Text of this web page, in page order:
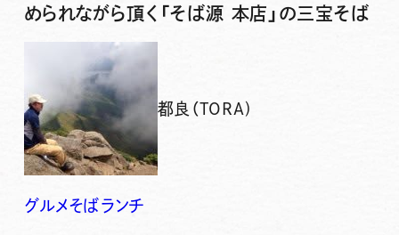
められながら頂く「そば源 本店」の三宝そば
都良（TORA)
グルメそばランチ